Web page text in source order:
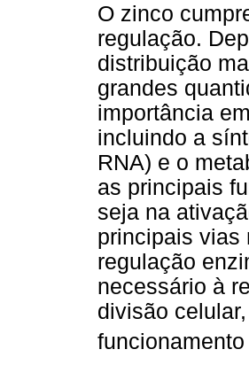
O zinco
regulação.
distribuição
grandes
importância
incluindo a
RNA) e o
as principais
seja na
principais vias
regulação
necessário à
divisão